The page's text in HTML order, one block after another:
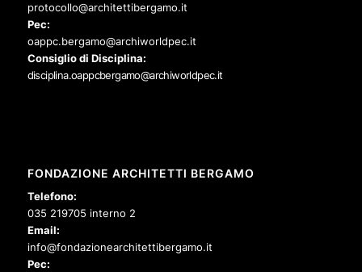
protocollo@architettibergamo.it
Pec:
oappc.bergamo@archiworldpec.it
Consiglio di Disciplina:
disciplina.oappcbergamo@archiworldpec.it
FONDAZIONE ARCHITETTI BERGAMO
Telefono:
035 219705 interno 2
Email:
info@fondazionearchitettibergamo.it
Pec: